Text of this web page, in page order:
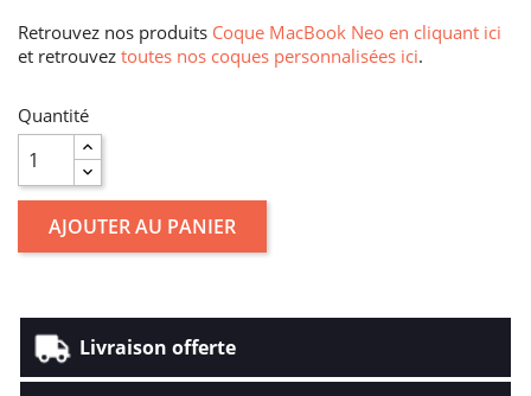
Retrouvez nos produits Coque MacBook Neo en cliquant ici
et retrouvez toutes nos coques personnalisées ici.
Quantité
AJOUTER AU PANIER
Livraison offerte